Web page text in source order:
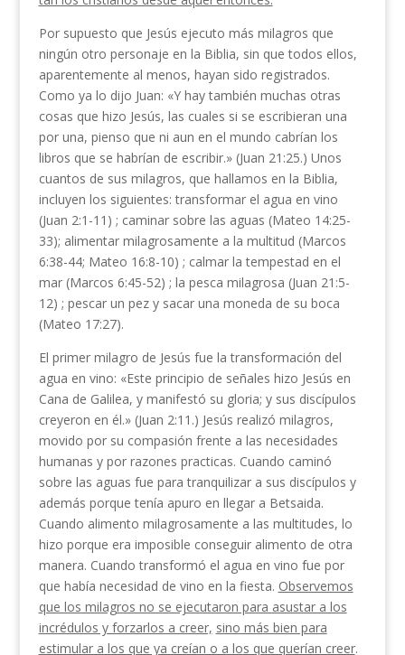
Por supuesto que Jesús ejecuto más milagros que
ningún otro personaje en la Biblia, sin que todos ellos,
aparentemente al menos, hayan sido registrados.
Como ya lo dijo Juan: «Y hay también muchas otras
cosas que hizo Jesús, las cuales si se escribieran una
por una, pienso que ni aun en el mundo cabrían los
libros que se habrían de escribir.» (Juan 21:25.) Unos
cuantos de sus milagros, que hallamos en la Biblia,
incluyen los siguientes: transformar el agua en vino
(Juan 2:1-11) ; caminar sobre las aguas (Mateo 14:25-
33); alimentar milagrosamente a la multitud (Marcos
6:38-44; Mateo 16:8-10) ; calmar la tempes­tad en el
mar (Marcos 6:45-52) ; la pesca milagrosa (Juan 21:5-
12) ; pescar un pez y sacar una moneda de su boca
(Mateo 17:27).
El primer milagro de Jesús fue la transformación del
agua en vino: «Este principio de señales hizo Jesús en
Cana de Galilea, y manifestó su gloria; y sus discípulos
creyeron en él.» (Juan 2:11.) Jesús realizó milagros,
movido por su compasión frente a las necesidades
humanas y por razones practicas. Cuando caminó
sobre las aguas fue para tranquilizar a sus discípulos y
además porque tenía apuro en llegar a Betsaida.
Cuando alimento milagrosamente a las multitudes, lo
hizo porque era imposible con­seguir alimento de otra
manera. Cuando transformó el agua en vino fue por
que había necesidad de vino en la fiesta. Observemos
que los milagros no se eje­cutaron para asustar a los
incrédulos y forzarlos a creer, sino más bien para
estimular a los que ya creían o a los que querían creer.